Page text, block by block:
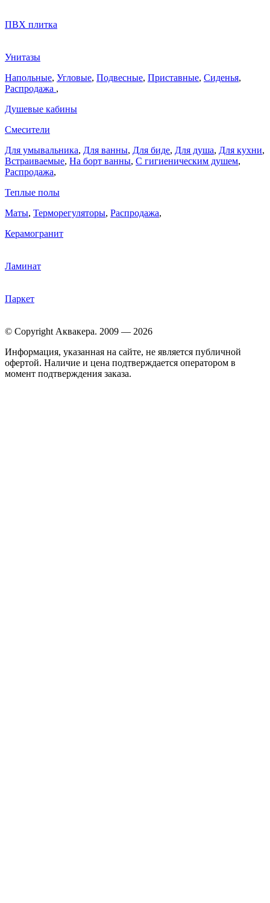
ПВХ плитка
Унитазы
Напольные, Угловые, Подвесные, Приставные, Сиденья,
Распродажа ,
Душевые кабины
Смесители
Для умывальника, Для ванны, Для биде, Для душа, Для кухни,
Встраиваемые, На борт ванны, C гигиеническим душем,
Распродажа,
Теплые полы
Маты, Терморегуляторы, Распродажа,
Керамогранит
Ламинат
Паркет
© Copyright Аквакера. 2009 — 2026
Информация, указанная на сайте, не является публичной
офертой. Наличие и цена подтверждается оператором в
момент подтверждения заказа.